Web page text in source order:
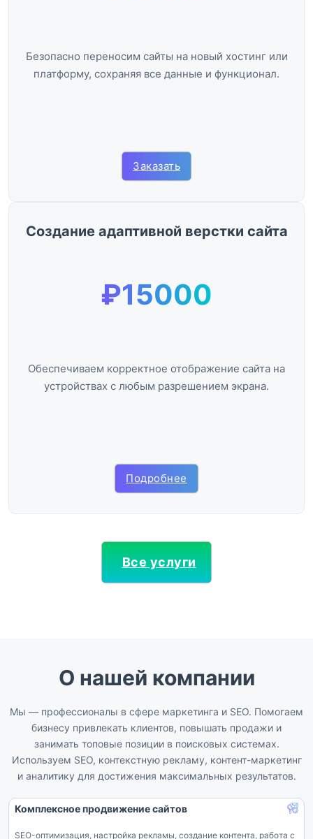
Безопасно переносим сайты на новый хостинг или
платформу, сохраняя все данные и функционал.
Заказать
Создание адаптивной верстки сайта
₽15000
Обеспечиваем корректное отображение сайта на
устройствах с любым разрешением экрана.
Подробнее
Все услуги
О нашей компании
Мы — профессионалы в сфере маркетинга и SEO. Помогаем
бизнесу привлекать клиентов, повышать продажи и
занимать топовые позиции в поисковых системах.
Используем SEO, контекстную рекламу, контент-маркетинг
и аналитику для достижения максимальных результатов.
Комплексное продвижение сайтов
SEO-оптимизация, настройка рекламы, создание контента, работа с